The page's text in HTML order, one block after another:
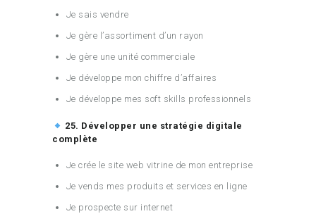
Je sais vendre
Je gère l’assortiment d’un rayon
Je gère une unité commerciale
Je développe mon chiffre d’affaires
Je développe mes soft skills professionnels
25. Développer une stratégie digitale
complète
Je crée le site web vitrine de mon entreprise
Je vends mes produits et services en ligne
Je prospecte sur internet